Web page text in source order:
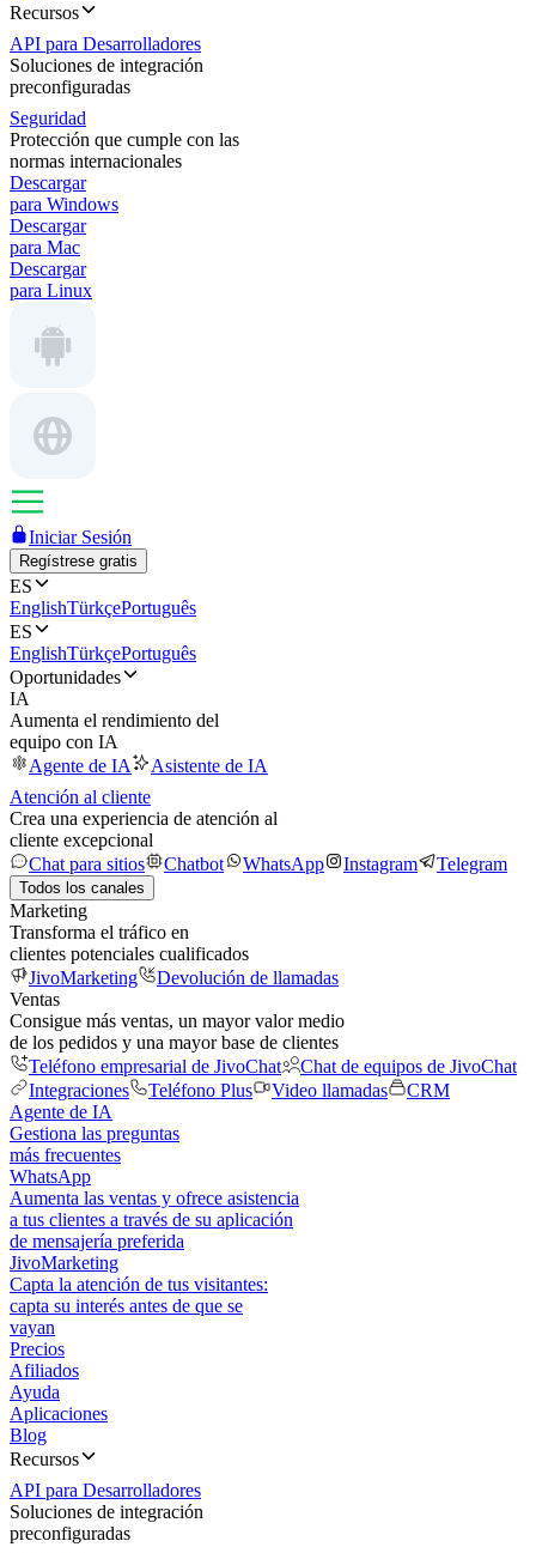
Recursos
API para Desarrolladores
Soluciones de integración
preconfiguradas
Seguridad
Protección que cumple con las
normas internacionales
Descargar
para Windows
Descargar
para Mac
Descargar
para Linux
Iniciar Sesión
Regístrese gratis
ES
EnglishTürkçePortuguês
ES
EnglishTürkçePortuguês
Oportunidades
IA
Aumenta el rendimiento del
equipo con IA
Agente de IA
Asistente de IA
Atención al cliente
Crea una experiencia de atención al
cliente excepcional
Chat para sitios
Chatbot WhatsApp Instagram Telegram
Todos los canales
Marketing
Transforma el tráfico en
clientes potenciales cualificados
JivoMarketing
Devolución de llamadas
Ventas
Consigue más ventas, un mayor valor medio
de los pedidos y una mayor base de clientes
Teléfono empresarial de JivoChat
Chat de equipos de JivoChat
Integraciones
Teléfono Plus Video llamadas
CRM
Agente de IA
Gestiona las preguntas
más frecuentes
WhatsApp
Aumenta las ventas y ofrece asistencia
a tus clientes a través de su aplicación
de mensajería preferida
JivoMarketing
Capta la atención de tus visitantes:
capta su interés antes de que se
vayan
Precios
Afiliados
Ayuda
Aplicaciones
Blog
Recursos
API para Desarrolladores
Soluciones de integración
preconfiguradas